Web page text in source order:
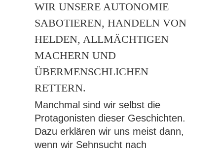
WIR UNSERE AUTONOMIE
SABOTIEREN, HANDELN VON
HELDEN, ALLMÄCHTIGEN
MACHERN UND
ÜBERMENSCHLICHEN
RETTERN.
Manchmal sind wir selbst die
Protagonisten dieser Geschichten.
Dazu erklären wir uns meist dann,
wenn wir Sehnsucht nach